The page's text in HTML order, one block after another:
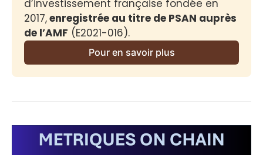
d’investissement française fondée en
2017, enregistrée au titre de PSAN auprès
de l’AMF (E2021-016).
Pour en savoir plus